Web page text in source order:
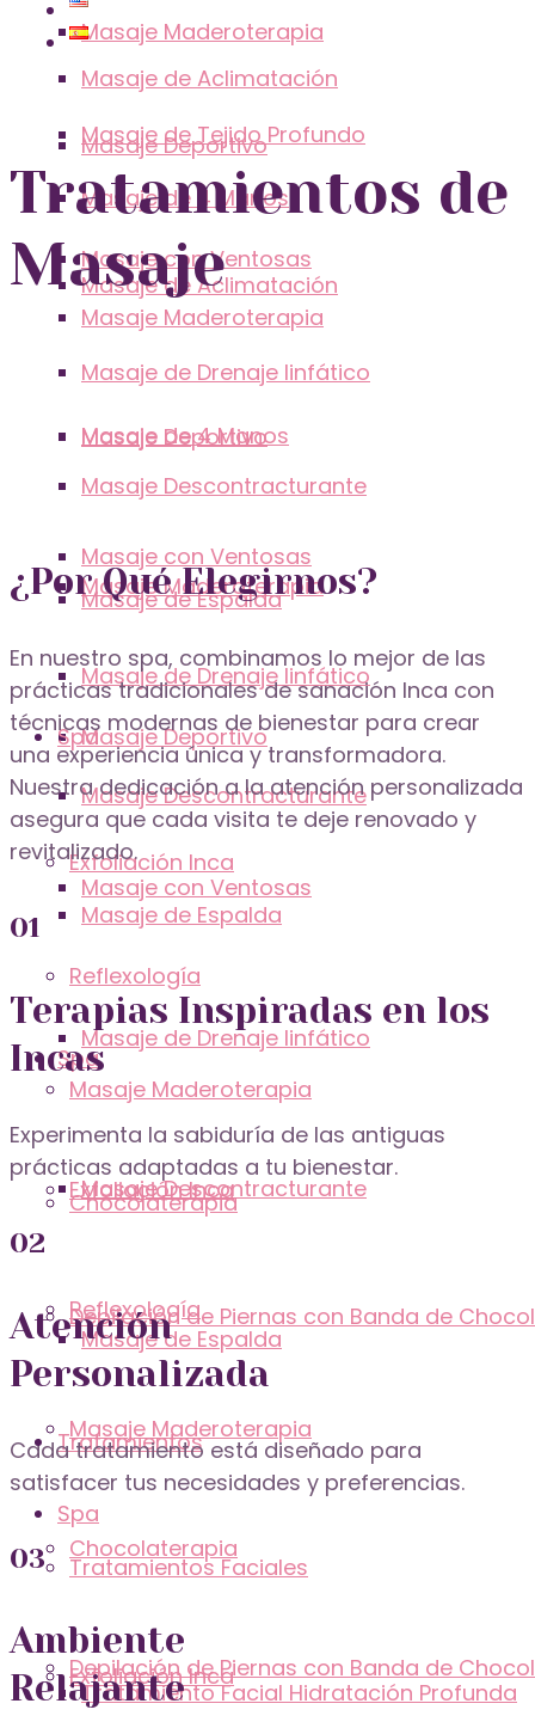
Masaje de Tejido Profundo
Masaje de Aclimatación
Masaje de 4 Manos
Masaje Maderoterapia
Masaje Deportivo
Masaje con Ventosas
Masaje de Drenaje linfático
Masaje Descontracturante
Masaje de Espalda
Spa
Exfoliación Inca
Masaje Maderoterapia
Masaje Deportivo
Masaje con Ventosas
Masaje de Drenaje linfático
Masaje Descontracturante
Masaje de Espalda
Spa
Exfoliación Inca
Reflexología
Masaje Maderoterapia
Chocolaterapia
Depilación de Piernas con Banda de
Tratamientos
Tratamientos Faciales
Tratamiento Facial Hidratación Profunda
Masaje de Aclimatación
Masaje de 4 Manos
Masaje Maderoterapia
Masaje Deportivo
Masaje con Ventosas
Masaje de Drenaje linfático
Masaje Descontracturante
Masaje de Espalda
Spa
Exfoliación Inca
Reflexología
Masaje Maderoterapia
Chocolaterapia
Depilación de Piernas con Banda de
Tratamientos de
Masaje
¿Por Qué Elegirnos?
En nuestro spa, combinamos lo mejor de las
prácticas tradicionales de sanación Inca con
técnicas modernas de bienestar para crear
una experiencia única y transformadora.
Nuestra dedicación a la atención personalizada
asegura que cada visita te deje renovado y
revitalizado.
01
Terapias Inspiradas en los
Incas
Experimenta la sabiduría de las antiguas
prácticas adaptadas a tu bienestar.
02
Atención
Personalizada
Cada tratamiento está diseñado para
satisfacer tus necesidades y preferencias.
03
Ambiente
Relajante